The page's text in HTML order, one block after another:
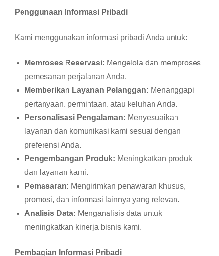
Penggunaan Informasi Pribadi
Kami menggunakan informasi pribadi Anda untuk:
Memroses Reservasi: Mengelola dan memproses
pemesanan perjalanan Anda.
Memberikan Layanan Pelanggan: Menanggapi
pertanyaan, permintaan, atau keluhan Anda.
Personalisasi Pengalaman: Menyesuaikan
layanan dan komunikasi kami sesuai dengan
preferensi Anda.
Pengembangan Produk: Meningkatkan produk
dan layanan kami.
Pemasaran: Mengirimkan penawaran khusus,
promosi, dan informasi lainnya yang relevan.
Analisis Data: Menganalisis data untuk
meningkatkan kinerja bisnis kami.
Pembagian Informasi Pribadi